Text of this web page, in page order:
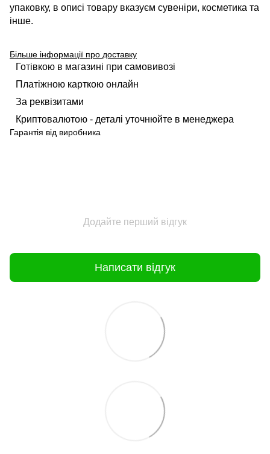
упаковку, в описі товару вказуєм сувеніри, косметика та
інше.
Більше інформації про доставку
Готівкою в магазині при самовивозі
Платіжною карткою онлайн
За реквізитами
Криптовалютою - деталі уточнюйте в менеджера
Гарантія від виробника
Додайте перший відгук
Написати відгук